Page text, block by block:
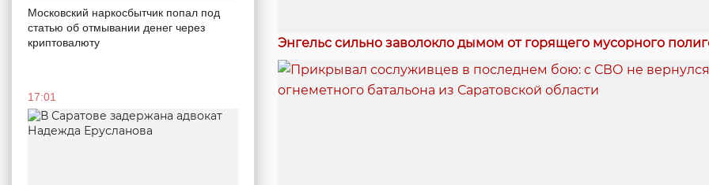
Московский наркосбытчик попал под
статью об отмывании денег через
криптовалюту
17:01
Энгельс сильно заволокло дымом от горящего мусорного